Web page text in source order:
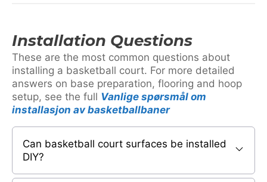
Installation Questions
These are the most common questions about
installing a basketball court. For more detailed
answers on base preparation, flooring and hoop
setup, see the full Vanlige spørsmål om
installasjon av basketballbaner
Can basketball court surfaces be installed
DIY?